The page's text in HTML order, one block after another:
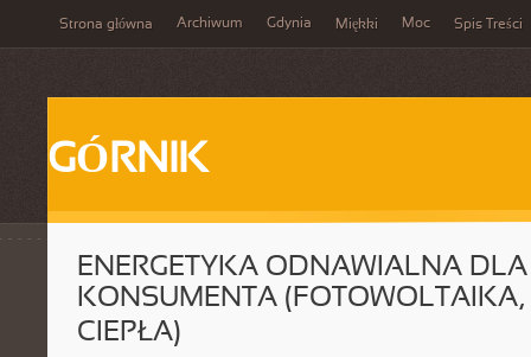
Strona główna Archiwum Gdynia Miękki Moc Spis Treści
GÓRNIK
ENERGETYKA ODNAWIALNA DLA
KONSUMENTA
CIEPŁA)